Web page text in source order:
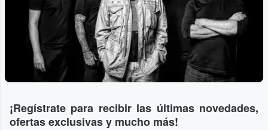
¡Regístrate para recibir las últimas novedades,
ofertas exclusivas y mucho más!